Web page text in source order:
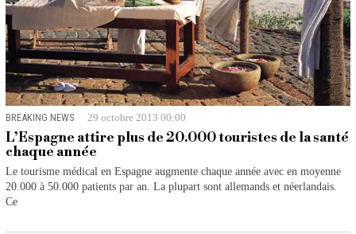
BREAKING NEWS 29 octobre 2013 00:00
L’Espagne attire plus de 20.000 touristes de la santé
chaque année
Le tourisme médical en Espagne augmente chaque année avec en moyenne
20.000 à 50.000 patients par an. La plupart sont allemands et néerlandais.
Ce